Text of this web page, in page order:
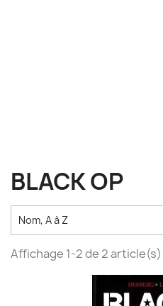
BLACK OP
Nom, A à Z
Affichage 1-2 de 2 article(s)